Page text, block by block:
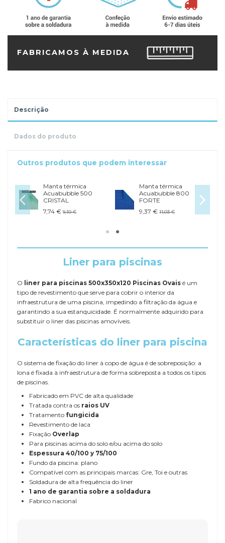
FABRICAMOS À MEDIDA
Descrição
Dados do produto
Outros produtos que podem interessar
Manta térmica
Acuabubble 500
CRISTAL
7,74 € 9,10 €
Manta térmica
Acuabubble 800
FORTE
9,37 € 11,03 €
Liner para piscinas
O liner para piscinas 500x350x120 Piscinas Ovais é um
tipo de revestimento que serve para cobrir o interior da
infraestrutura de uma piscina, impedindo a filtração da água e
garantindo a sua estanquicidade. É normalmente adquirido para
substituir o liner das piscinas amovíveis.
Características do liner para piscina
O sistema de fixação do liner à copo de água é de sobreposição: a
lona é fixada à infraestrutura de forma sobreposta a todos os tipos
de piscinas.
Fabricado em PVC de alta qualidade
Tratada contra os raios UV
Tratamento fungicida
Revestimento de laca
Fixação Overlap
Para piscinas acima do solo e/ou acima do solo
Espessura 40/100 y 75/100
Fundo da piscina: plano
Compatível com as principais marcas: Gre, Toi e outras
Soldadura de alta frequência do liner
1 ano de garantia sobre a soldadura
Fabrico nacional